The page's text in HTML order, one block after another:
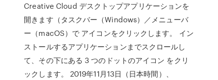
Creative Cloud デスクトップアプリケーションを
開きます（タスクバー（Windows）／メニューバ
ー（macOS）で アイコンをクリックします。 イン
ストールするアプリケーションまでスクロールし
て、その下にある 3 つのドットのアイコン をクリ
ックします。 2019年11月13日（日本時間）、